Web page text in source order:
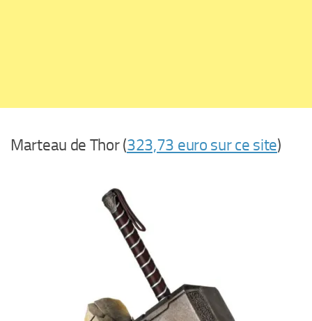
Marteau de Thor (323,73 euro sur ce site)